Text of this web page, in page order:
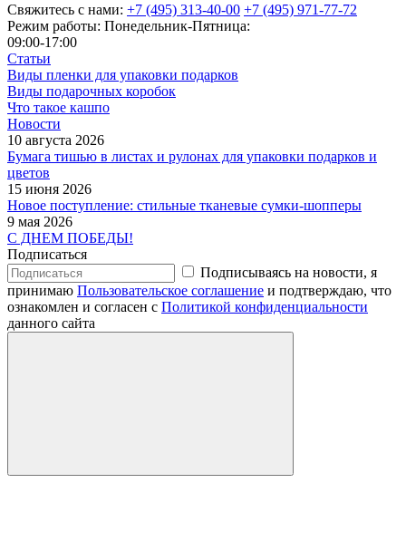
Свяжитесь с нами: +7 (495) 313-40-00 +7 (495) 971-77-72
Режим работы: Понедельник-Пятница:
09:00-17:00
Статьи
Виды пленки для упаковки подарков
Виды подарочных коробок
Что такое кашпо
Новости
10 августа 2026
Бумага тишью в листах и рулонах для упаковки подарков и
цветов
15 июня 2026
Новое поступление: стильные тканевые сумки-шопперы
9 мая 2026
С ДНЕМ ПОБЕДЫ!
Подписаться
Подписываясь на новости, я
принимаю Пользовательское соглашение и подтверждаю, что
ознакомлен и согласен с Политикой конфиденциальности
данного сайта